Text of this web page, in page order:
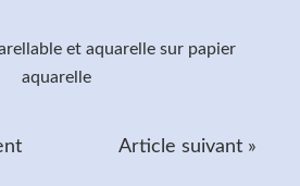
et aquarelle sur papier
aquarelle
Article suivant »